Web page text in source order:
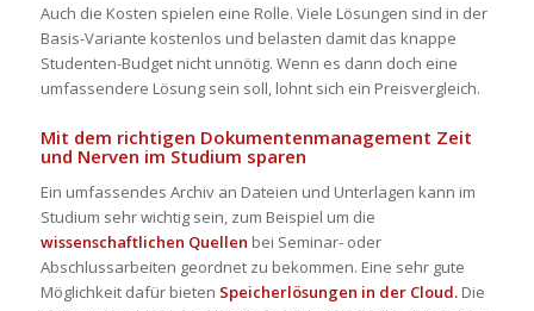
Auch die Kosten spielen eine Rolle. Viele Lösungen sind in der
Basis-Variante kostenlos und belasten damit das knappe
Studenten-Budget nicht unnötig. Wenn es dann doch eine
umfassendere Lösung sein soll, lohnt sich ein Preisvergleich.
Mit dem richtigen Dokumentenmanagement Zeit
und Nerven im Studium sparen
Ein umfassendes Archiv an Dateien und Unterlagen kann im
Studium sehr wichtig sein, zum Beispiel um die
wissenschaftlichen Quellen bei Seminar- oder
Abschlussarbeiten geordnet zu bekommen. Eine sehr gute
Möglichkeit dafür bieten Speicherlösungen in der Cloud.Die